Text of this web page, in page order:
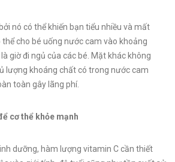
nó có thể khiến bạn tiểu nhiều và mất
thể cho bé uống nước cam vào khoảng
giờ đi ngủ của các bé. Mặt khác không
lượng khoáng chất có trong nước cam
toàn gây lãng phí.
cơ thể khỏe mạnh
dưỡng, hàm lượng vitamin C cần thiết